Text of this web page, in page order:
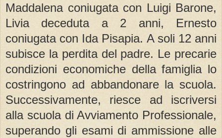
Maddalena coniugata con Luigi Barone,
Livia deceduta a 2 anni, Ernesto
coniugata con Ida Pisapia. A soli 12 anni
subisce la perdita del padre. Le precarie
condizioni economiche della famiglia lo
costringono ad abbandonare la scuola.
Successivamente, riesce ad iscriversi
alla scuola di Avviamento Professionale,
superando gli esami di ammissione alle